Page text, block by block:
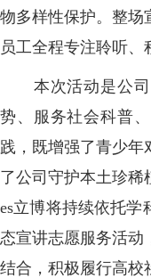
物多样性保护。整场
员工全程专注聆听、
本次活动是公司
势、服务社会科普
践，既增强了青少年
了公司守护本土珍稀
es立博将持续依托学
态宣讲志愿服务活动
结合，积极履行高校